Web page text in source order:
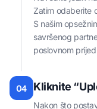
Zatim odaberite
S našim
savršenog
poslovnom
04 Kliknite
Nakon što